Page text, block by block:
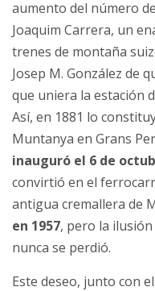
aumento del número
Joaquim Carrera, un
trenes de montaña
Josep M. González de
que uniera la estación
Así, en 1881 lo
Muntanya en Grans
inauguró el 6 de
convirtió en el
antigua cremallera de
en 1957, pero la
nunca se perdió.
Este deseo, junto con